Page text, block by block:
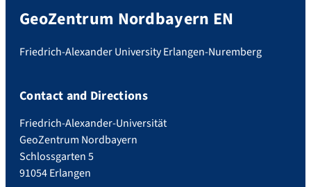
GeoZentrum Nordbayern EN
Friedrich-Alexander University Erlangen-Nuremberg
Contact and Directions
Friedrich-Alexander-Universität
GeoZentrum Nordbayern
Schlossgarten 5
91054 Erlangen